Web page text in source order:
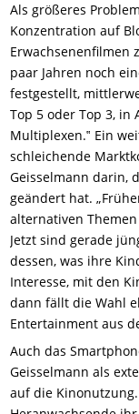
Als größeres
Konzentration auf
Erwachsenenfilmen
paar Jahren noch
festgestellt,
Top 5 oder Top 3, in
Multiplexen.‟ Ein
schleichende
Geisselmann darin,
geändert hat.
alternativen
Jetzt sind gerade
dessen, was ihre
Interesse, mit den
dann fällt die Wahl
Entertainment aus
Auch das
Geisselmann als
auf die